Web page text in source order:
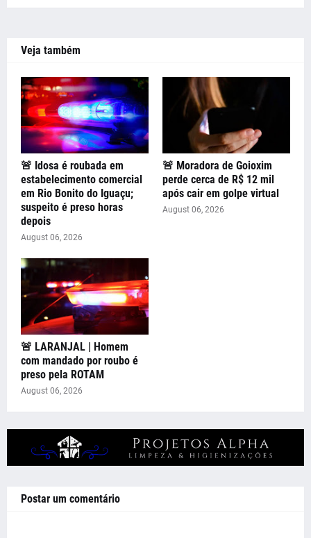
Veja também
🚨 Idosa é roubada em
estabelecimento comercial
em Rio Bonito do Iguaçu;
suspeito é preso horas
depois
August 06, 2026
🚨 Moradora de Goioxim
perde cerca de R$ 12 mil
após cair em golpe virtual
August 06, 2026
🚨 LARANJAL | Homem
com mandado por roubo é
preso pela ROTAM
August 06, 2026
Postar um comentário